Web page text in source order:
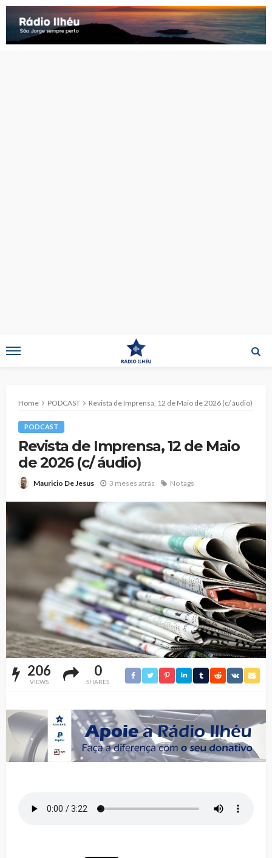
Home PODCAST Revista de Imprensa, 12 de Maio de 2026 (c/ áudio)
PODCAST
Revista de Imprensa, 12 de Maio
de 2026 (c/ áudio)
Mauricio De Jesus 3 meses atrás No tags
206
VIEWS
0
SHARES